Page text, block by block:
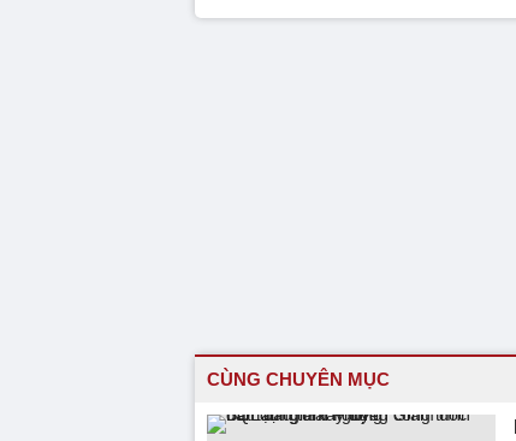
CÙNG CHUYÊN MỤC